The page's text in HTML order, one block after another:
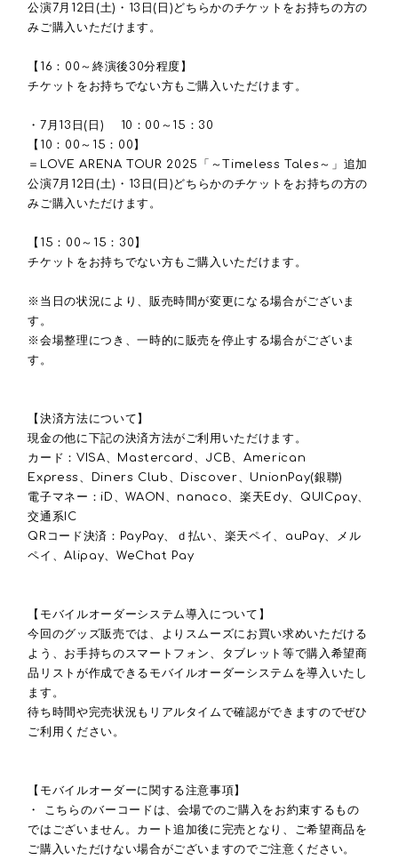
公演7月12日(土)・13日(日)どちらかのチケットをお持ちの方の
みご購入いただけます。
【16：00～終演後30分程度】
チケットをお持ちでない方もご購入いただけます。
・7月13日(日) 10：00～15：30
【10：00～15：00】
＝LOVE ARENA TOUR 2025「～Timeless Tales～」追加
公演7月12日(土)・13日(日)どちらかのチケットをお持ちの方の
みご購入いただけます。
【15：00～15：30】
チケットをお持ちでない方もご購入いただけます。
※当日の状況により、販売時間が変更になる場合がございま
す。
※会場整理につき、一時的に販売を停止する場合がございま
す。
【決済方法について】
現金の他に下記の決済方法がご利用いただけます。
カード：VISA、Mastercard、JCB、American
Express、Diners Club、Discover、UnionPay(銀聯)
電子マネー：iD、WAON、nanaco、楽天Edy、QUICpay、
交通系IC
QRコード決済：PayPay、ｄ払い、楽天ペイ、auPay、メル
ペイ、Alipay、WeChat Pay
【モバイルオーダーシステム導入について】
今回のグッズ販売では、よりスムーズにお買い求めいただける
よう、お手持ちのスマートフォン、タブレット等で購入希望商
品リストが作成できるモバイルオーダーシステムを導入いたし
ます。
待ち時間や完売状況もリアルタイムで確認ができますのでぜひ
ご利用ください。
【モバイルオーダーに関する注意事項】
・ こちらのバーコードは、会場でのご購入をお約束するもの
ではございません。カート追加後に完売となり、ご希望商品を
ご購入いただけない場合がございますのでご注意ください。